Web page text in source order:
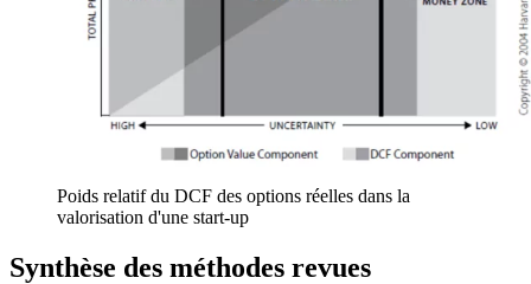
Poids relatif du DCF des options réelles dans la
valorisation d'une start-up
Synthèse des méthodes revues